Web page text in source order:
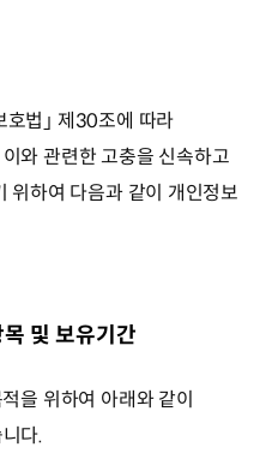
호법｣ 제30조에 따라
와 관련한 고충을 신속하고
위하여 다음과 같이 개인정보
및 보유기간
을 위하여 아래와 같이
다.